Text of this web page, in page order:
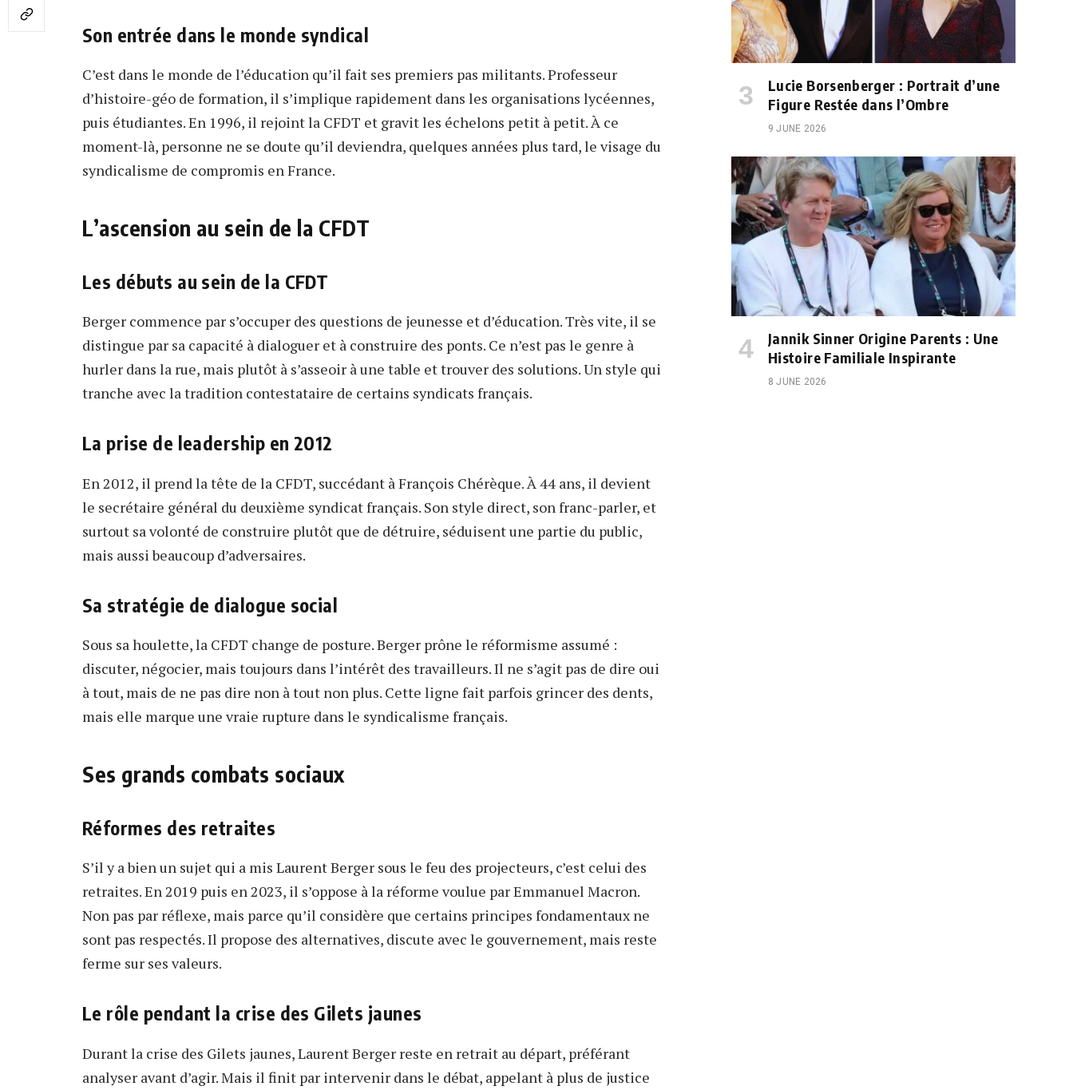
Son entrée dans le monde syndical
C’est dans le monde de l’éducation qu’il fait ses premiers pas militants. Professeur
d’histoire-géo de formation, il s’implique rapidement dans les organisations lycéennes,
puis étudiantes. En 1996, il rejoint la CFDT et gravit les échelons petit à petit. À ce
moment-là, personne ne se doute qu’il deviendra, quelques années plus tard, le visage du
syndicalisme de compromis en France.
L’ascension au sein de la CFDT
Les débuts au sein de la CFDT
Berger commence par s’occuper des questions de jeunesse et d’éducation. Très vite, il se
distingue par sa capacité à dialoguer et à construire des ponts. Ce n’est pas le genre à
hurler dans la rue, mais plutôt à s’asseoir à une table et trouver des solutions. Un style qui
tranche avec la tradition contestataire de certains syndicats français.
La prise de leadership en 2012
En 2012, il prend la tête de la CFDT, succédant à François Chérèque. À 44 ans, il devient
le secrétaire général du deuxième syndicat français. Son style direct, son franc-parler, et
surtout sa volonté de construire plutôt que de détruire, séduisent une partie du public,
mais aussi beaucoup d’adversaires.
Sa stratégie de dialogue social
Sous sa houlette, la CFDT change de posture. Berger prône le réformisme assumé :
discuter, négocier, mais toujours dans l’intérêt des travailleurs. Il ne s’agit pas de dire oui
à tout, mais de ne pas dire non à tout non plus. Cette ligne fait parfois grincer des dents,
mais elle marque une vraie rupture dans le syndicalisme français.
Ses grands combats sociaux
Réformes des retraites
S’il y a bien un sujet qui a mis Laurent Berger sous le feu des projecteurs, c’est celui des
retraites. En 2019 puis en 2023, il s’oppose à la réforme voulue par Emmanuel Macron.
Non pas par réflexe, mais parce qu’il considère que certains principes fondamentaux ne
sont pas respectés. Il propose des alternatives, discute avec le gouvernement, mais reste
ferme sur ses valeurs.
Le rôle pendant la crise des Gilets jaunes
Durant la crise des Gilets jaunes, Laurent Berger reste en retrait au départ, préférant
analyser avant d’agir. Mais il finit par intervenir dans le débat, appelant à plus de justice
Lucie Borsenberger : Portrait d’une
Figure Restée dans l’Ombre
9 JUNE 2026
Jannik Sinner Origine Parents : Une
Histoire Familiale Inspirante
8 JUNE 2026